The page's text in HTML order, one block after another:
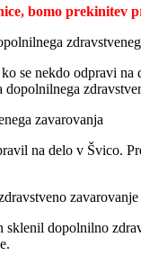
bomo prekinitev
se nekdo odpravi
na delo v Švico.
dopolnilno